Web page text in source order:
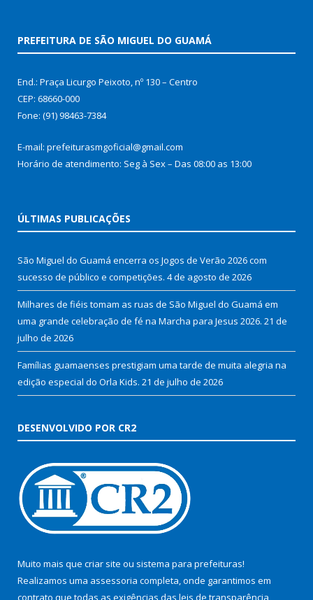
PREFEITURA DE SÃO MIGUEL DO GUAMÁ
End.: Praça Licurgo Peixoto, nº 130 – Centro
CEP: 68660-000
Fone: (91) 98463-7384
E-mail: prefeiturasmgoficial@gmail.com
Horário de atendimento: Seg à Sex – Das 08:00 as 13:00
ÚLTIMAS PUBLICAÇÕES
São Miguel do Guamá encerra os Jogos de Verão 2026 com
sucesso de público e competições. 4 de agosto de 2026
Milhares de fiéis tomam as ruas de São Miguel do Guamá em
uma grande celebração de fé na Marcha para Jesus 2026. 21 de
julho de 2026
Famílias guamaenses prestigiam uma tarde de muita alegria na
edição especial do Orla Kids. 21 de julho de 2026
DESENVOLVIDO POR CR2
Muito mais que criar site ou sistema para prefeituras!
Realizamos uma assessoria completa, onde garantimos em
contrato que todas as exigências das leis de transparência